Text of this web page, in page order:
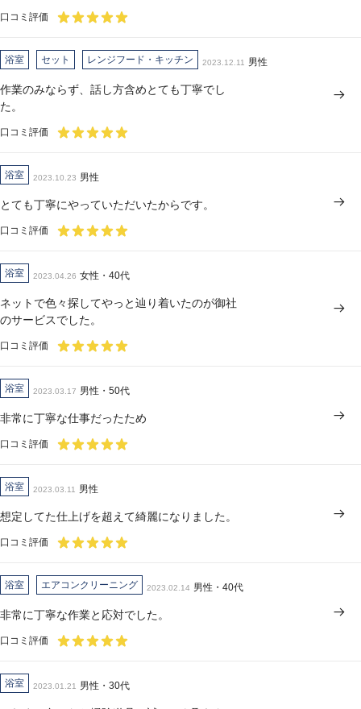
口コミ評価
浴室 セット レンジフード・キッチン 2023.12.11 男性
作業のみならず、話し方含めとても丁寧でし
た。
口コミ評価
浴室 2023.10.23 男性
とても丁寧にやっていただいたからです。
口コミ評価
浴室 2023.04.26 女性・40代
ネットで色々探してやっと辿り着いたのが御社
のサービスでした。
口コミ評価
浴室 2023.03.17 男性・50代
非常に丁寧な仕事だったため
口コミ評価
浴室 2023.03.11 男性
想定してた仕上げを超えて綺麗になりました。
口コミ評価
浴室 エアコンクリーニング 2023.02.14 男性・40代
非常に丁寧な作業と応対でした。
口コミ評価
浴室 2023.01.21 男性・30代